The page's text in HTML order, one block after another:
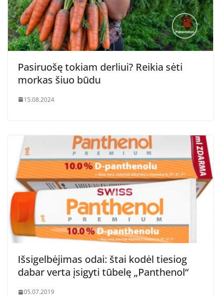
Pasiruošę tokiam derliui? Reikia sėti
morkas šiuo būdu
15.08.2024
Išsigelbėjimas odai: štai kodėl tiesiog
dabar verta įsigyti tūbelę „Panthenol“
05.07.2019